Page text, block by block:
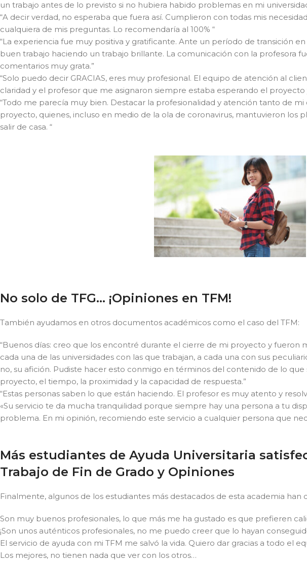
un trabajo antes de lo previsto si no hubiera habido problemas en mi
“A decir verdad, no esperaba que fuera así. Cumplieron con todas mis
cualquiera de mis preguntas. Lo recomendaría al 100% “
“La experiencia fue muy positiva y gratificante. Ante un período de transición
buen trabajo haciendo un trabajo brillante. La comunicación con la profesora
comentarios muy grata.”
“Solo puedo decir GRACIAS, eres muy profesional. El equipo de atención al
claridad y el profesor que me asignaron siempre estaba esperando el proyecto
“Todo me parecía muy bien. Destacar la profesionalidad y atención tanto de
proyecto, quienes, incluso en medio de la ola de coronavirus, mantuvieron los
salir de casa. “
No solo de TFG… ¡Opiniones en TFM!
También ayudamos en otros documentos académicos como el caso del TFM:
“Buenos días: creo que los encontré durante el cierre de mi proyecto y fueron
cada una de las universidades con las que trabajan, a cada una con sus
no, su afición. Pudiste hacer esto conmigo en términos del contenido de lo que
proyecto, el tiempo, la proximidad y la capacidad de respuesta.”
“Estas personas saben lo que están haciendo. El profesor es muy atento y
«Su servicio te da mucha tranquilidad porque siempre hay una persona a tu
problema. En mi opinión, recomiendo este servicio a cualquier persona que
Más estudiantes de Ayuda Universitaria
Trabajo de Fin de Grado y Opiniones
Finalmente, algunos de los estudiantes más destacados de esta academia han
Son muy buenos profesionales, lo que más me ha gustado es que prefieren
¡Son unos auténticos profesionales, no me puedo creer que lo hayan
El servicio de ayuda con mi TFM me salvó la vida. Quiero dar gracias a todo el
Los mejores, no tienen nada que ver con los otros…